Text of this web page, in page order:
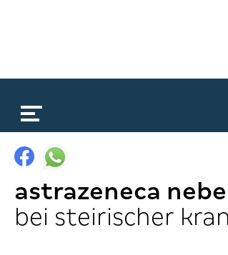
astrazeneca
bei steirischer